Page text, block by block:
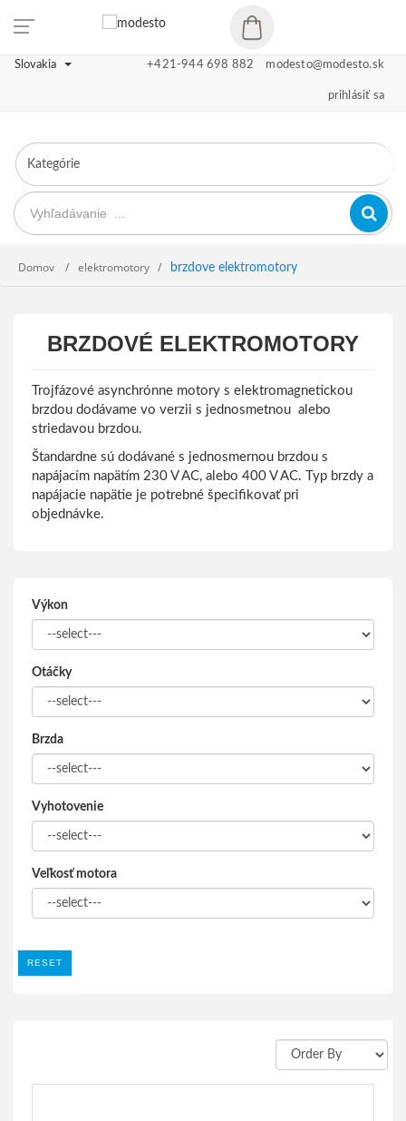
+421-944 698 882 modesto@modesto.sk
prihlásiť sa
Slovakia
Domov elektromotory brzdove elektromotory
BRZDOVÉ ELEKTROMOTORY
Trojfázové asynchrónne motory s elektromagnetickou
brzdou dodávame vo verzii s jednosmetnou alebo
striedavou brzdou.
Štandardne sú dodávané s jednosmernou brzdou s
napájacím napätím 230 V AC, alebo 400 V AC. Typ brzdy a
napájacie napätie je potrebné špecifikovať pri
objednávke.
Výkon
Otáčky
Brzda
Vyhotovenie
Veľkosť motora
RESET